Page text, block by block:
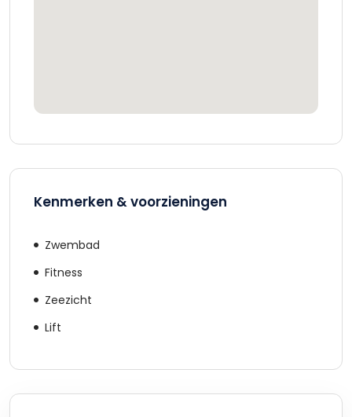
Kenmerken & voorzieningen
Zwembad
Fitness
Zeezicht
Lift